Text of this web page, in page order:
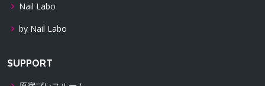
Nail Labo
by Nail Labo
SUPPORT